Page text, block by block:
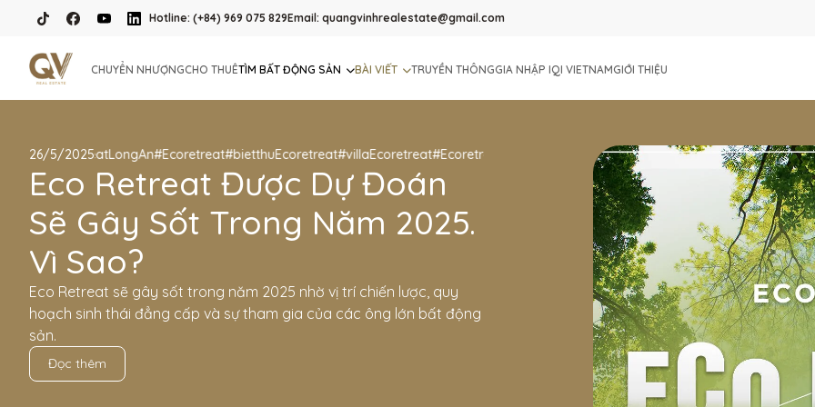
Hotline: (+84) 969 075 829Email: quangvinhrealestate@gmail.com
CHUYỂN NHƯỢNGCHO THUÊTÌM BẤT ĐỘNG SẢN BÀI VIẾT TRUYỀN THÔNGGIA NHẬP IQI VIETNAMGIỚI THIỆU
26/5/2025
#EcoretreatLongAn#Ecoretreat#bietthuEcoretreat#villaEcoretreat#Ecoretreatvilla #Ecoretreatbietthu#matbangbietthuEcoretreat
Eco Retreat Được Dự Đoán
Sẽ Gây Sốt Trong Năm 2025.
Vì Sao?
Eco Retreat sẽ gây sốt trong năm 2025 nhờ vị trí chiến lược, quy
hoạch sinh thái đẳng cấp và sự tham gia của các ông lớn bất động
sản.
Đọc thêm